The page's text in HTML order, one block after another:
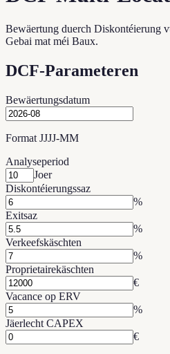
Bewäertung duerch Diskontéierung
Gebai mat méi Baux.
DCF-Parameteren
Bewäertungsdatum
Format JJJJ-MM
Analyseperiod
Joer
Diskontéierungssaz
%
Exitsaz
%
Verkeefskäschten
%
Proprietairekäschten
€
Vacance op ERV
%
Jäerlecht CAPEX
€